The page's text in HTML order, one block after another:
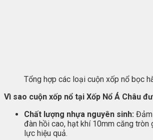
Tổng hợp các loại cuộn xốp nổ bọc
Vì sao cuộn xốp nổ tại Xốp Nổ Á Châu
Chất lượng nhựa nguyên sinh:
đàn hồi cao, hạt khí 10mm căng tròn
lực hiệu quả.